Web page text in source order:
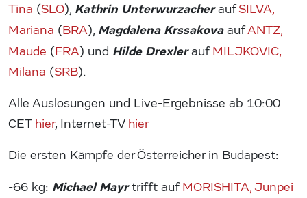
Tina (SLO), Kathrin UnterwurzacheraufSILVA,
Mariana (BRA), Magdalena KrssakovaaufANTZ,
Maude (FRA) und Hilde DrexleraufMILJKOVIC,
Milana (SRB).
Alle Auslosungen und Live-Ergebnisse ab 10:00
CET hier, Internet-TV hier
Die ersten Kämpfe der Österreicher in Budapest:
-66 kg: Michael Mayrtrifft aufMORISHITA, Junpei